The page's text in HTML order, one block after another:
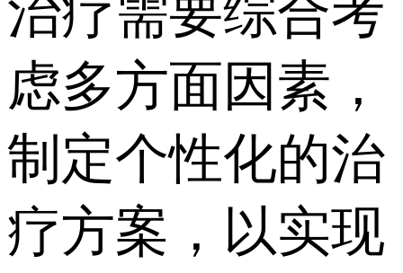
治疗需要综合考
虑多方面因素，
制定个性化的治
疗方案，以实现